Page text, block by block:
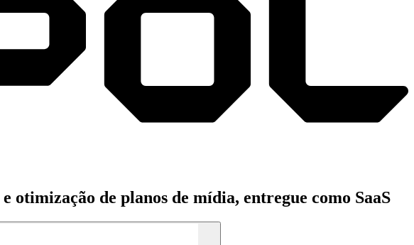
e otimização de planos de mídia, entregue como SaaS